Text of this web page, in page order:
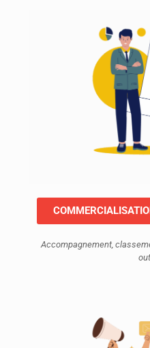
Accompagnement,